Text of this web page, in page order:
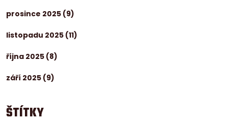
prosince 2025 (9)
listopadu 2025 (11)
října 2025 (8)
září 2025 (9)
ŠTÍTKY